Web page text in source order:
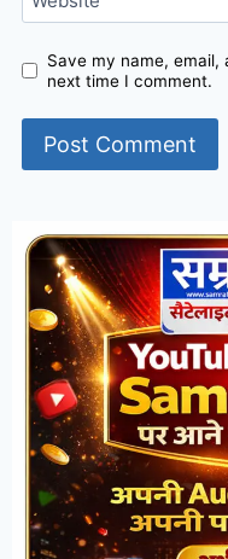
Save my name,
next time I comment.